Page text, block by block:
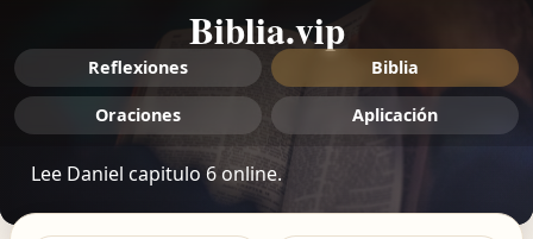
Biblia.vip
Reflexiones Biblia
Oraciones Aplicación
Lee Daniel capitulo 6 online.